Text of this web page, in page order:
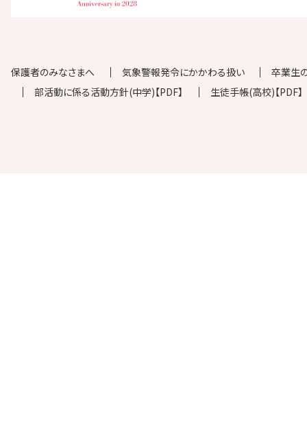
保護者のみなさまへ 気象警報発令にかかわる扱い
卒業生
部活動に係る活動方針(中学)【PDF】
生徒手帳(高校)【PDF】